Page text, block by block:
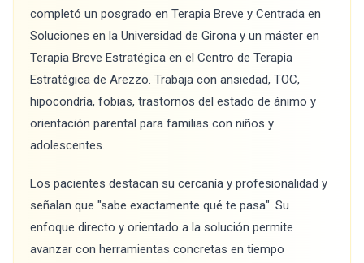
completó un posgrado en Terapia Breve y Centrada en
Soluciones en la Universidad de Girona y un máster en
Terapia Breve Estratégica en el Centro de Terapia
Estratégica de Arezzo. Trabaja con ansiedad, TOC,
hipocondría, fobias, trastornos del estado de ánimo y
orientación parental para familias con niños y
adolescentes.
Los pacientes destacan su cercanía y profesionalidad y
señalan que "sabe exactamente qué te pasa". Su
enfoque directo y orientado a la solución permite
avanzar con herramientas concretas en tiempo